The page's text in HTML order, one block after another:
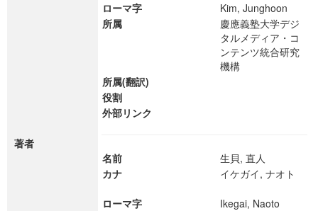
著者
ローマ字
Kim, Junghoon
所属
慶應義塾大学デジ
タルメディア・コ
ンテンツ統合研究
機構
所属(翻訳)
役割
外部リンク
名前
生貝, 直人
カナ
イケガイ, ナオト
ローマ字
Ikegai, Naoto